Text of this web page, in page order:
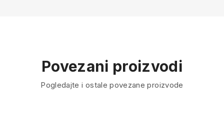
Povezani proizvodi
Pogledajte i ostale povezane proizvode